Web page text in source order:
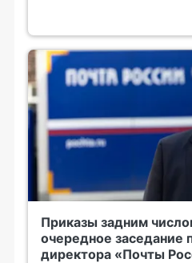
Приказы задним
очередное заседание
директора «Почты